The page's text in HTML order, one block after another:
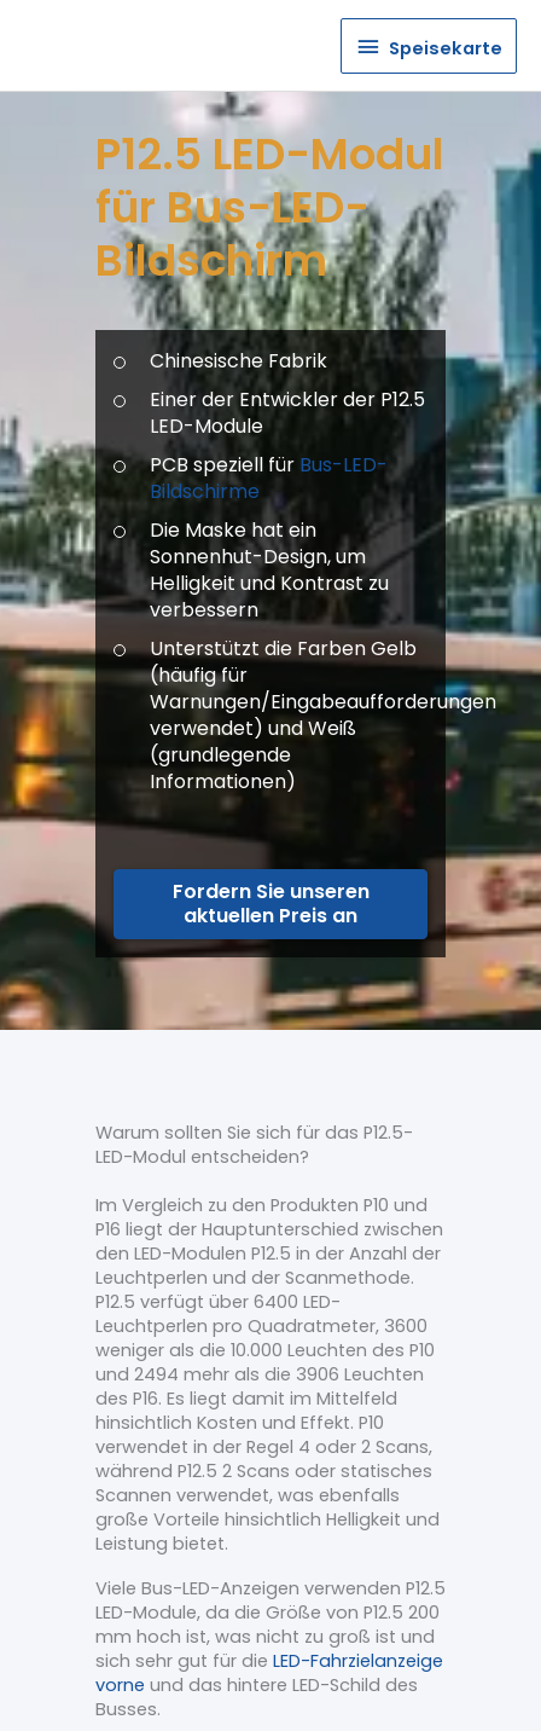
Speisekarte
Speisekarte
P12.5 LED-Modul
für Bus-LED-
Bildschirm
Chinesische Fabrik
Einer der Entwickler der P12.5
LED-Module
PCB speziell für Bus-LED-
Bildschirme
Die Maske hat ein
Sonnenhut-Design, um
Helligkeit und Kontrast zu
verbessern
Unterstützt die Farben Gelb
(häufig für
Warnungen/Eingabeaufforderungen
verwendet) und Weiß
(grundlegende
Informationen)
Fordern Sie unseren
aktuellen Preis an
Warum sollten Sie sich für das P12.5-
LED-Modul entscheiden?
Im Vergleich zu den Produkten P10 und
P16 liegt der Hauptunterschied zwischen
den LED-Modulen P12.5 in der Anzahl der
Leuchtperlen und der Scanmethode.
P12.5 verfügt über 6400 LED-
Leuchtperlen pro Quadratmeter, 3600
weniger als die 10.000 Leuchten des P10
und 2494 mehr als die 3906 Leuchten
des P16. Es liegt damit im Mittelfeld
hinsichtlich Kosten und Effekt. P10
verwendet in der Regel 4 oder 2 Scans,
während P12.5 2 Scans oder statisches
Scannen verwendet, was ebenfalls
große Vorteile hinsichtlich Helligkeit und
Leistung bietet.
Viele Bus-LED-Anzeigen verwenden P12.5
LED-Module, da die Größe von P12.5 200
mm hoch ist, was nicht zu groß ist und
sich sehr gut für die LED-Fahrzielanzeige
vorne und das hintere LED-Schild des
Busses.